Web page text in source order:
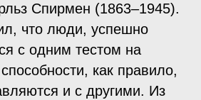
Спирмен (1863–1945).
что люди, успешно
с одним тестом на
как правило,
и с другими. Из